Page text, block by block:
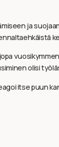
ja
olisi
itse puun